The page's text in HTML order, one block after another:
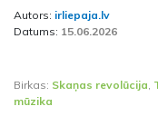
Autors: irliepaja.lv
Datums: 15.06.2026
Birkas: Skaņas revolūcija
mūzika